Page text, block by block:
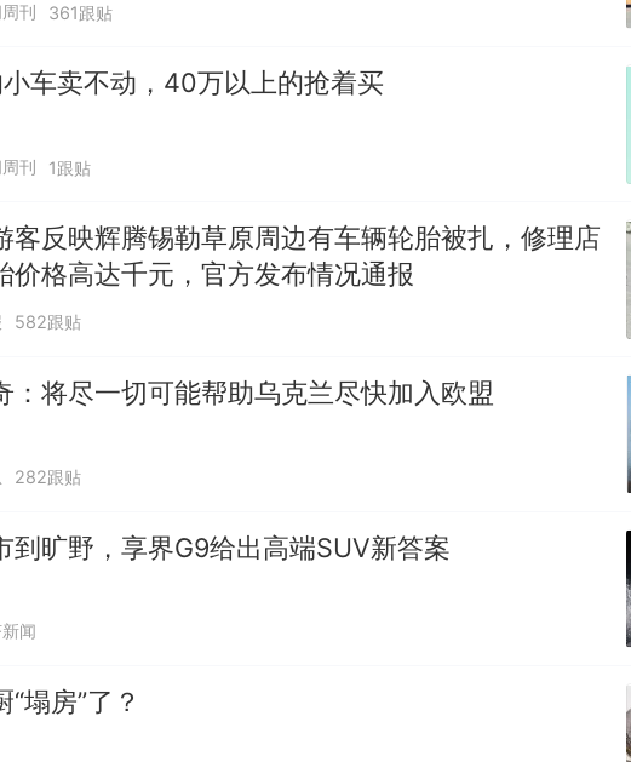
刊 361跟贴
车卖不动，40万以上的抢着买
刊 1跟贴
客反映辉腾锡勒草原周边有车辆轮胎被扎，修理店
价格高达千元，官方发布情况通报
582跟贴
：将尽一切可能帮助乌克兰尽快加入欧盟
282跟贴
到旷野，享界G9给出高端SUV新答案
闻
“塌房”了？